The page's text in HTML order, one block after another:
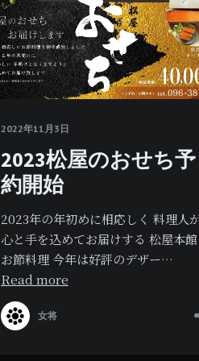
2022年11月3日
2023松屋のおせち予
約開始
2023年の年初めに相応しく 料理人
心と手を込めてお届けする 松屋本館
お節料理 今年は好評のデザー…
Read more
女将